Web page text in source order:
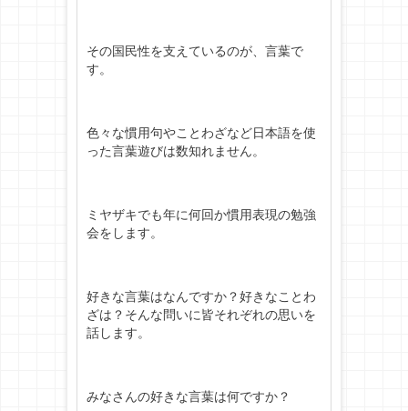
その国民性を支えているのが、言葉で
す。
色々な慣用句やことわざなど日本語を使
った言葉遊びは数知れません。
ミヤザキでも年に何回か慣用表現の勉強
会をします。
好きな言葉はなんですか？好きなことわ
ざは？そんな問いに皆それぞれの思いを
話します。
みなさんの好きな言葉は何ですか？